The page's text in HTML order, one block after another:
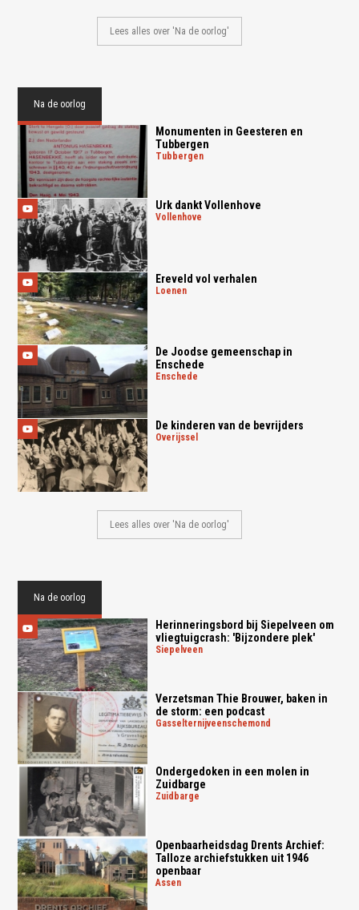
Lees alles over 'Na de oorlog'
Na de oorlog
Monumenten in Geesteren en
Tubbergen
tubbergen
Urk dankt Vollenhove
vollenhove
Ereveld vol verhalen
loenen
De Joodse gemeenschap in
Enschede
enschede
De kinderen van de bevrijders
overijssel
Lees alles over 'Na de oorlog'
Na de oorlog
Herinneringsbord bij Siepelveen om
vliegtuigcrash: 'Bijzondere plek'
siepelveen
Verzetsman Thie Brouwer, baken in
de storm: een podcast
gasselternijveenschemond
Ondergedoken in een molen in
Zuidbarge
zuidbarge
Openbaarheidsdag Drents Archief:
Talloze archiefstukken uit 1946
openbaar
assen